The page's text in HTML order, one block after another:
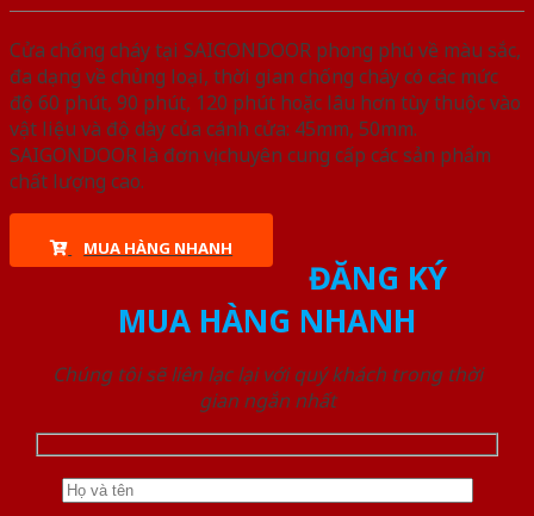
Cửa chống cháy tại SAIGONDOOR phong phú về màu sắc,
đa dạng về chủng loại, thời gian chống cháy có các mức
độ 60 phút, 90 phút, 120 phút hoặc lâu hơn tùy thuộc vào
vật liệu và độ dày của cánh cửa: 45mm, 50mm.
SAIGONDOOR là đơn vị chuyên cung cấp các sản phẩm
chất lượng cao.
MUA HÀNG NHANH
ĐĂNG KÝ
MUA HÀNG NHANH
Chúng tôi sẽ liên lạc lại với quý khách trong thời
gian ngắn nhất